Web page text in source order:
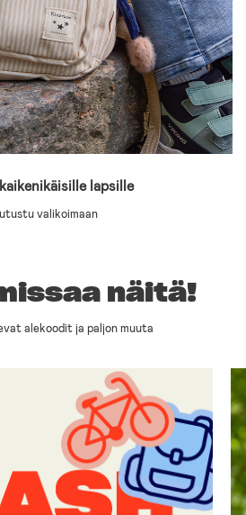
lapsille
valikoimaan
näitä!
alekoodit ja paljon muuta